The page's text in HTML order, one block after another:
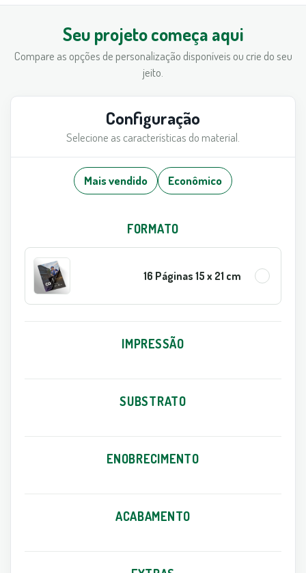
Seu projeto começa aqui
Compare as opções de personalização disponíveis ou crie do seu
jeito.
Configuração
Selecione as características do material.
Mais vendido Econômico
FORMATO
16 Páginas 15 x 21 cm
IMPRESSÃO
SUBSTRATO
ENOBRECIMENTO
ACABAMENTO